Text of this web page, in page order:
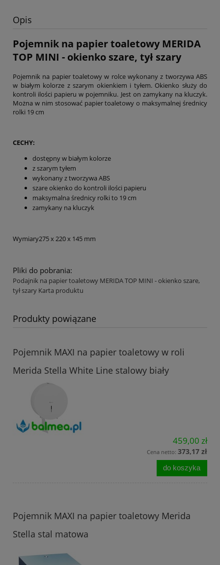
Opis
Pojemnik na papier toaletowy MERIDA
TOP MINI - okienko szare, tył szary
Pojemnik na papier toaletowy w rolce wykonany z tworzywa ABS
w białym kolorze z szarym okienkiem i tyłem. Okienko służy do
kontroli ilości papieru w pojemniku. Jest on zamykany na kluczyk.
Można w nim stosować papier toaletowy o maksymalnej średnicy
rolki 19 cm
CECHY:
dostępny w białym kolorze
z szarym tyłem
wykonany z tworzywa ABS
szare okienko do kontroli ilości papieru
maksymalna średnicy rolki to 19 cm
zamykany na kluczyk
Wymiary275 x 220 x 145 mm
Pliki do pobrania:
Podajnik na papier toaletowy MERIDA TOP MINI - okienko szare,
tył szary Karta produktu
Produkty powiązane
Pojemnik MAXI na papier toaletowy w roli
Merida Stella White Line stalowy biały
459,00 zł
Cena netto: 373,17 zł
do koszyka
Pojemnik MAXI na papier toaletowy Merida
Stella stal matowa